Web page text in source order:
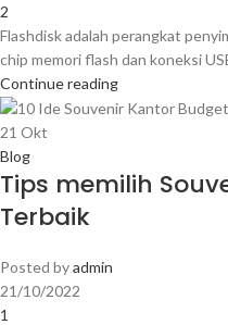
2
Flashdisk adalah perangkat
chip memori flash dan koneksi
Continue reading
21 Okt
Blog
Tips memilih
Terbaik
Posted byadmin
21/10/2022
1